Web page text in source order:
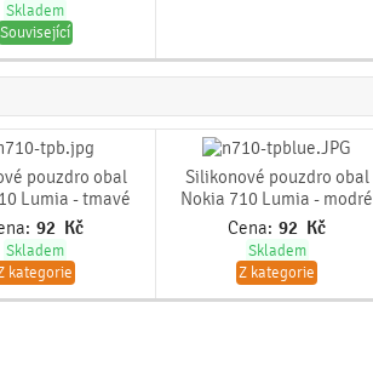
Skladem
Související
pouzdro obal
Lumia - tmavé
92 Kč
Skladem
kategorie
Silikonové pouzdro obal
Nokia 710 Lumia - modré
Cena: 92 Kč
Skladem
Z kategorie